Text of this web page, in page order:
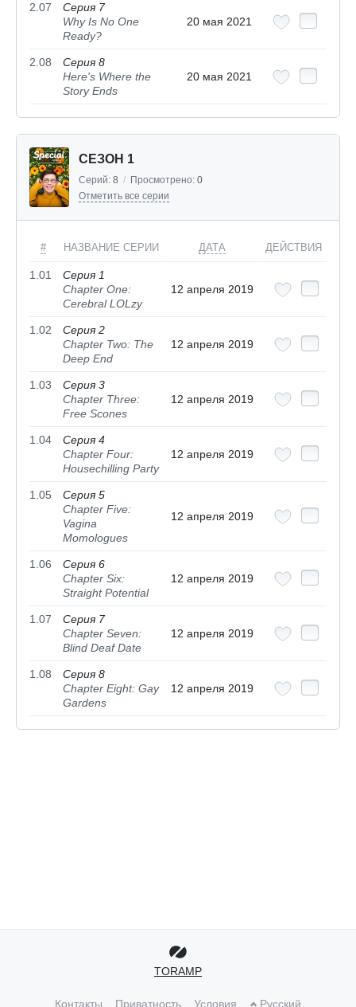
2.07
Серия 7
Why Is No One
Ready?
20 мая 2021
2.08
Серия 8
Here's Where the
Story Ends
20 мая 2021
СЕЗОН 1
Серий: 8 / Просмотрено: 0
Отметить все серии
# НАЗВАНИЕ СЕРИИ ДАТА ДЕЙСТВИЯ
1.01
Серия 1
Chapter One:
Cerebral LOLzy
12 апреля 2019
1.02
Серия 2
Chapter Two: The
Deep End
12 апреля 2019
1.03
Серия 3
Chapter Three:
Free Scones
12 апреля 2019
1.04
Серия 4
Chapter Four:
Housechilling Party
12 апреля 2019
1.05
Серия 5
Chapter Five:
Vagina
Momologues
12 апреля 2019
1.06
Серия 6
Chapter Six:
Straight Potential
12 апреля 2019
1.07
Серия 7
Chapter Seven:
Blind Deaf Date
12 апреля 2019
1.08
Серия 8
Chapter Eight: Gay
Gardens
12 апреля 2019
TORAMP
Контакты Приватность Условия Русский